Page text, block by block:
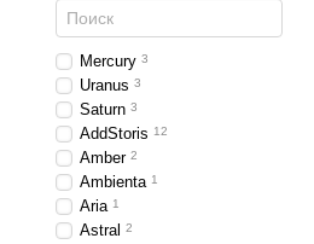
Mercury 3
Uranus 3
Saturn 3
AddStoris 12
Amber 2
Ambienta 1
Aria 1
Astral 2